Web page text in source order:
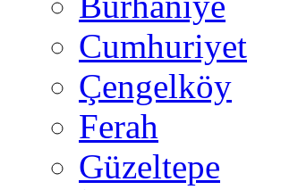
Cumhuriyet
Çengelköy
Ferah
Güzeltepe